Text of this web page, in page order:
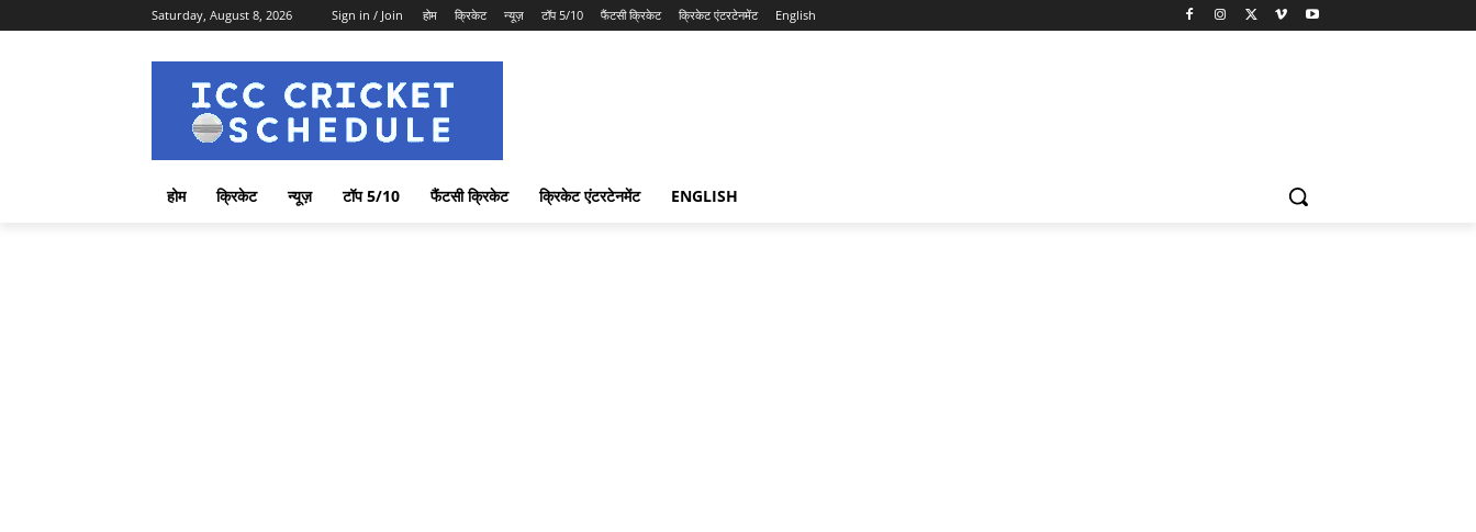
Saturday, August 8, 2026 Sign in / Join होम क्रिकेट न्यूज़ टॉप 5/10 फैंटसी क्रिकेट क्रिकेट एंटरटेनमेंट English
होम क्रिकेट न्यूज़ टॉप 5/10 फैंटसी क्रिकेट क्रिकेट एंटरटेनमेंट ENGLISH